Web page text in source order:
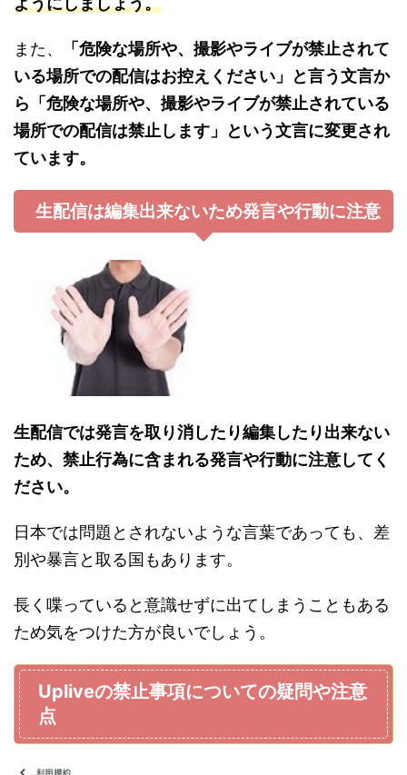
また、
「危険な場所や、撮影やライブが禁止されて
いる場所での配信はお控えください」と言う文言か
ら「危険な場所や、撮影やライブが禁止されている
場所での配信は禁止します」という文言に変更され
ています。
生配信は編集出来ないため発言や行動に注意
生配信では発言を取り消したり編集したり出来ない
ため、禁止行為に含まれる発言や行動に注意してく
ださい。
日本では問題とされないような言葉であっても、差
別や暴言と取る国もあります。
長く喋っていると意識せずに出てしまうこともある
ため気をつけた方が良いでしょう。
Upliveの禁止事項についての疑問や注意
点